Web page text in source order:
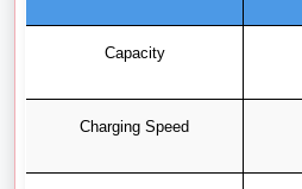
Capacity
Charging Speed